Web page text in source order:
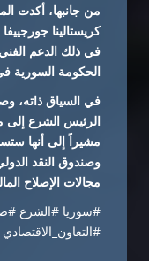
من جانبها، أكدت
كريستالينا
في ذلك الدعم
الحكومة السورية
في السياق ذاته،
الرئيس الشرع إلى
مشيراً إلى أنها
وصندوق النقد
مجالات الإصلاح
#سوريا #الشرع
#التعاون_الاقتصادي